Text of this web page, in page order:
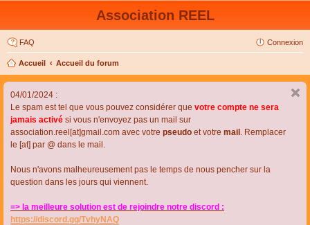
Association REEL
FAQ Connexion
Accueil Accueil du forum
04/01/2024 :
Le spam est tel que vous pouvez considérer que votre compte ne sera
jamais activé si vous n'envoyez pas un mail sur
association.reel[at]gmail.com avec votre pseudo et votre mail . Remplacer
le [at] par @ dans le mail.
Nous n'avons malheureusement pas le temps de nous pencher sur la
question dans les jours qui viennent.
=> la meilleure solution est de rejoindre notre discord :
https://discord.gg/TvhyNAQ